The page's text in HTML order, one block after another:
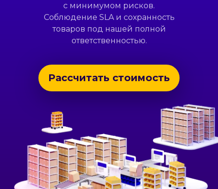
с минимумом рисков.
Соблюдение SLA и сохранность
товаров под нашей полной
ответственностью.
Рассчитать стоимость